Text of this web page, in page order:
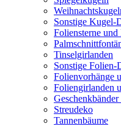
Sonstige Kugel-
Foliensterne
Tinselgirlanden
Sonstige Folien-
Folienvorhänge
Foliengirlanden
Streudeko
Tannenbäume